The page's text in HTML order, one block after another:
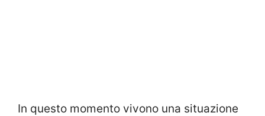
In questo momento vivono una situazione